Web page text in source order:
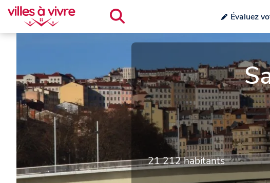
Évaluez
21 212 habitants